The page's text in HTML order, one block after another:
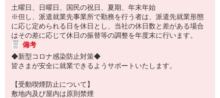
土曜日、日曜日、国民の祝日、夏期、年末年始
※但し、派遣就業先事業所で勤務を行う者は、派遣先就業形態
に応じ定められる日を休日とし、当社の休日数と差がある場合
はその差に応じて休日の振替等の調整を年度末に行います。
備考
◆新型コロナ感染防止対策◆
皆さまが安全に就業できるようサポートいたします。
【受動喫煙防止について】
敷地内及び屋内は原則禁煙